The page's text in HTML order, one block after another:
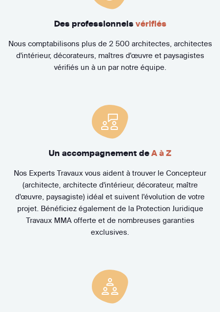
Des professionnels vérifiés
Nous comptabilisons plus de 2 500 architectes, architectes
d'intérieur, décorateurs, maîtres d'œuvre et paysagistes
vérifiés un à un par notre équipe.
Un accompagnement de A à Z
Nos Experts Travaux vous aident à trouver le Concepteur
(architecte, architecte d'intérieur, décorateur, maître
d'œuvre, paysagiste) idéal et suivent l'évolution de votre
projet. Bénéficiez également de la Protection Juridique
Travaux MMA offerte et de nombreuses garanties
exclusives.